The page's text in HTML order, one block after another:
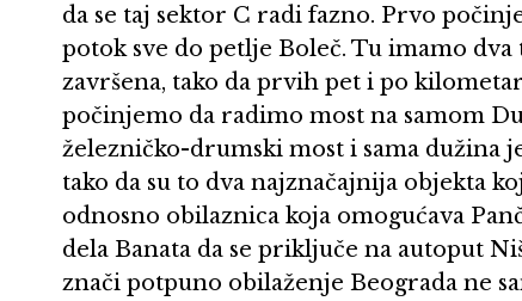
da se taj sektor C radi fazno. Prvo
potok sve do petlje Boleč. Tu imamo
završena, tako da prvih pet i po
počinjemo da radimo most na samom
železničko-drumski most i sama dužina
tako da su to dva najznačajnija objekta
odnosno obilaznica koja omogućava
dela Banata da se priključe na autoput
znači potpuno obilaženje Beograda ne